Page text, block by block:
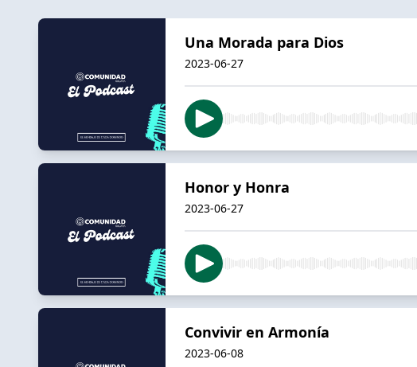
Una Morada para Dios
2023-06-27
Honor y Honra
2023-06-27
Convivir en Armonía
2023-06-08